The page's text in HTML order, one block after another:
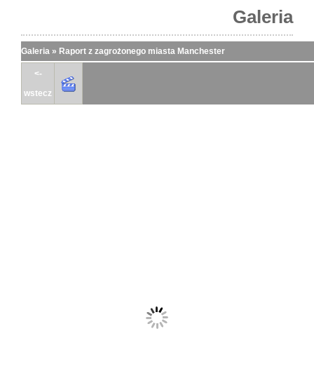
Galeria
Galeria » Raport z zagrożonego miasta Manchester
<-
wstecz